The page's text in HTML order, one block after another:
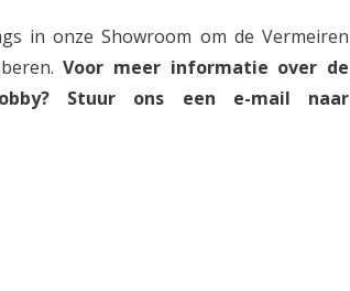
in onze Showroom om de Vermeiren
Voor meer informatie over de
Stuur ons een e-mail naar